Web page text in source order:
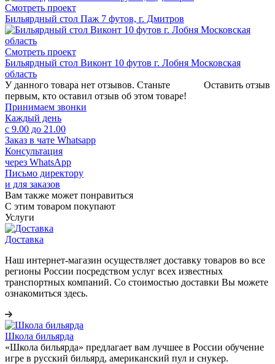
Смотреть проект
Бильярдный стол Паж 7 футов, г. Дмитров
Смотреть проект
Бильярдный стол Виконт 10 футов г. Лобня Московская
область
Оставить отзыв
У данного товара нет отзывов. Станьте
первым, кто оставил отзыв об этом товаре!
Принимаем звонки
Каждый день
с 9.00 до 21.00
Заказ в чате Whatsapp
Консультация
через WhatsApp
Письмо директору
и для заказов
Вам также может понравиться
С этим товаром покупают
Услуги
Доставка
Наш интернет-магазин осуществляет доставку товаров во все
регионы России посредством услуг всех известных
транспортных компаний. Со стоимостью доставки Вы можете
ознакомиться здесь.
Школа бильярда
«Школа бильярда» предлагает вам лучшее в России обучение
игре в русский бильярд, американский пул и снукер.